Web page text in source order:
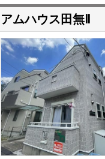
アムハウス田無Ⅱ